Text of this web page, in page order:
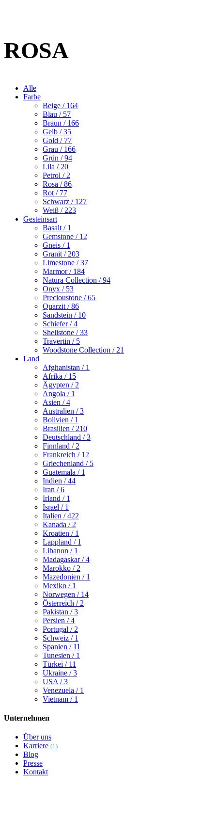
ROSA
Alle
Farbe
Beige / 164
Blau / 57
Braun / 166
Gelb / 35
Gold / 77
Grau / 166
Grün / 94
Lila / 20
Petrol / 2
Rosa / 86
Rot / 77
Schwarz / 127
Weiß / 223
Gesteinsart
Basalt / 1
Gemstone / 12
Gneis / 1
Granit / 203
Limestone / 37
Marmor/ 184
Natura Collection / 94
Onyx / 53
Precioustone / 65
Quarzit / 86
Sandstein / 10
Schiefer/ 4
Shellstone / 33
Travertin / 5
Woodstone Collection / 21
Land
Afghanistan / 1
Afrika / 15
Ägypten / 2
Angola / 1
Asien / 4
Australien / 3
Bolivien / 1
Brasilien / 210
Deutschland / 3
Finnland / 2
Frankreich / 12
Griechenland / 5
Guatemala / 1
Indien / 44
Iran / 6
Irland / 1
Israel / 1
Italien / 422
Kanada / 2
Kroatien / 1
Lappland / 1
Libanon / 1
Madagaskar/ 4
Marokko / 2
Mazedonien / 1
Mexiko / 1
Norwegen / 14
Österreich / 2
Pakistan / 3
Persien / 4
Portugal / 2
Schweiz / 1
Spanien / 11
Tunesien / 1
Türkei / 11
Ukraine / 3
USA / 3
Venezuela / 1
Vietnam / 1
Unternehmen
Über uns
Karriere (1)
Blog
Presse
Kontakt